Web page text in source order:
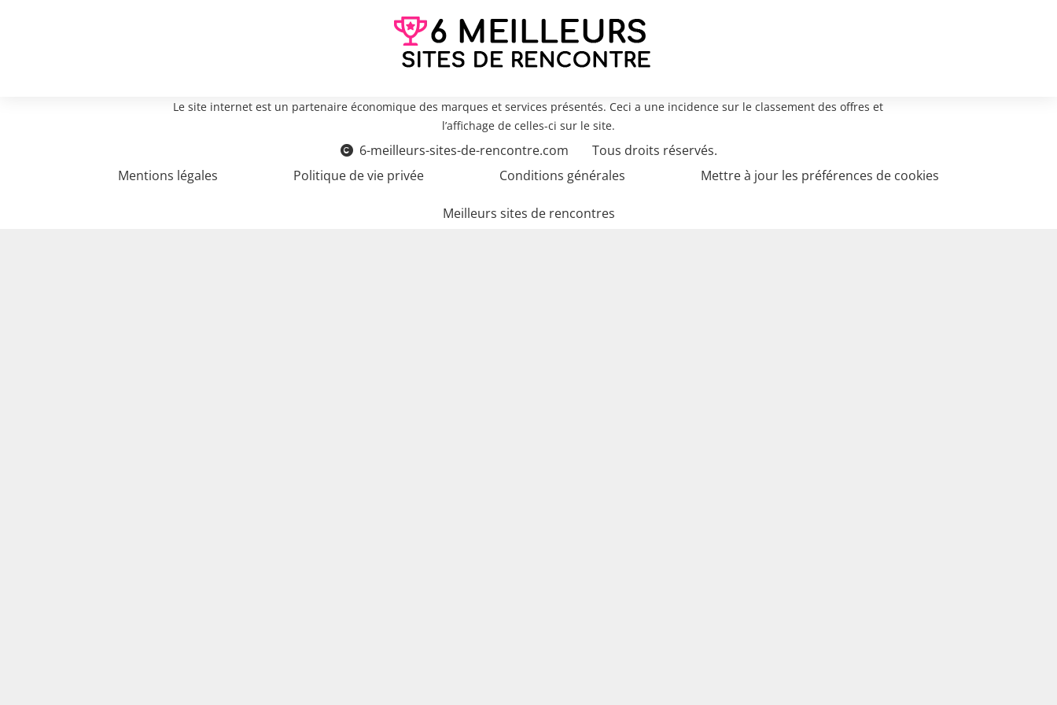
Le site internet est un partenaire économique des marques et services présentés. Ceci a une incidence sur le classement des offres et
l’affichage de celles-ci sur le site.
6-meilleurs-sites-de-rencontre.com
Tous droits réservés.
Mentions légales
Politique de vie privée Conditions générales Mettre à jour les préférences de cookies
Meilleurs sites de rencontres